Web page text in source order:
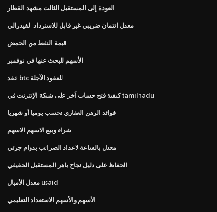
العودة إلى المستقبل الثالث مشهد القطار
معدل ائتمان ضريبي غير قابل للاسترداد الفيدرالي
قيمة النفط من الحمض
الأسهم للبحث عنها في نوفمبر
عقد btc للعقود الآجلة
كيفية فتح حساب آخر على شبكة الإنترنت في tamilnadu
فوائد الرهن العقاري تحسب يوميا أو شهريا
شراء وبيع الاسهم الاسهم
معدل بالساعة لاعداد الضرائب بدوام جزئي
الحفاظ على دليل نجاح باهر المستقبل الحقيقي
معدل الأميال usaid
الأسهم والأسهم الاستعداد التعليمي